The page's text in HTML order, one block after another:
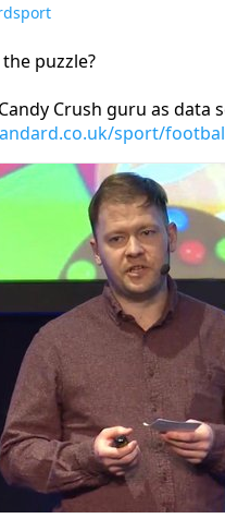
puzzle?
Crush guru as data
sport/